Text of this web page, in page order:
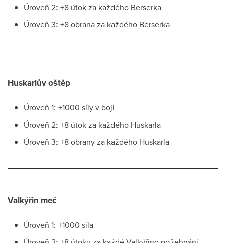
Úroveň 2: +8 útok za každého Berserka
Úroveň 3: +8 obrana za každého Berserka
Huskarlův oštěp
Úroveň 1: +1000 síly v boji
Úroveň 2: +8 útok za každého Huskarla
Úroveň 3: +8 obrany za každého Huskarla
Valkýřin meč
Úroveň 1: +1000 síla